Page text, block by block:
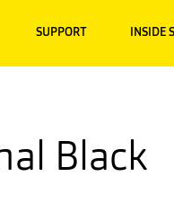
SUPPORT INSIDE
Black